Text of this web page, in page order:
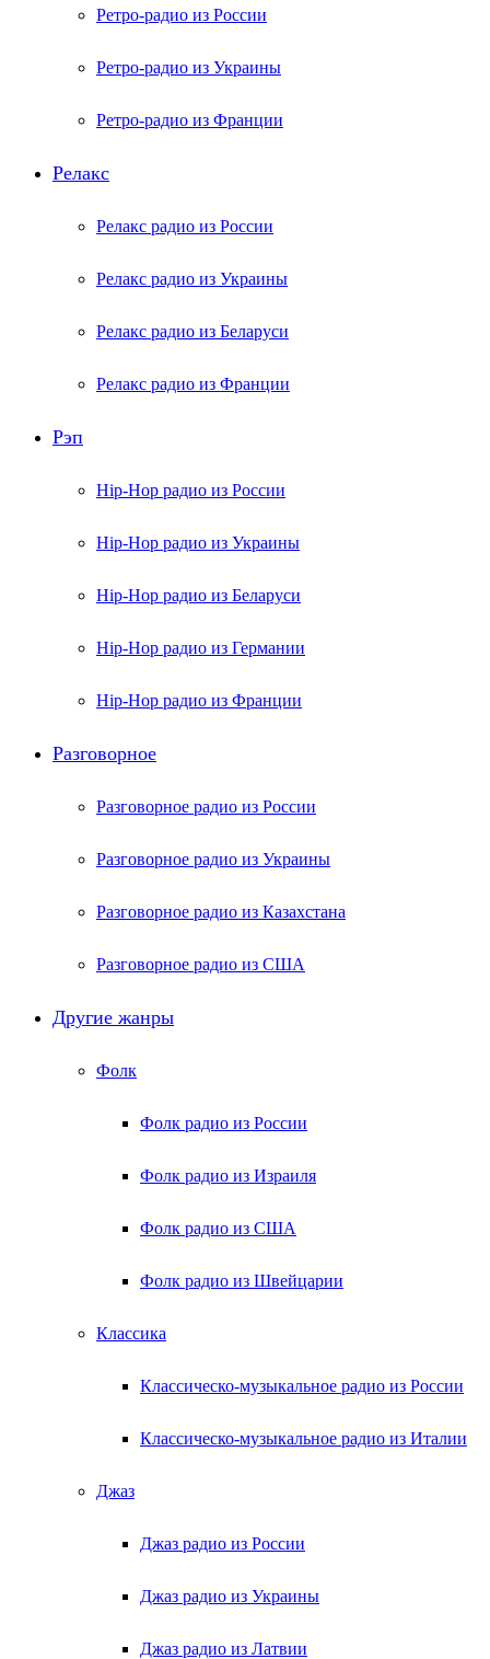
Ретро-радио из России
Ретро-радио из Украины
Ретро-радио из Франции
Релакс
Релакс радио из России
Релакс радио из Украины
Релакс радио из Беларуси
Релакс радио из Франции
Рэп
Hip-Hop радио из России
Hip-Hop радио из Украины
Hip-Hop радио из Беларуси
Hip-Hop радио из Германии
Hip-Hop радио из Франции
Разговорное
Разговорное радио из России
Разговорное радио из Украины
Разговорное радио из Казахстана
Разговорное радио из США
Другие жанры
Фолк
Фолк радио из России
Фолк радио из Израиля
Фолк радио из США
Фолк радио из Швейцарии
Классика
Классическо-музыкальное радио из России
Классическо-музыкальное радио из Италии
Джаз
Джаз радио из России
Джаз радио из Украины
Джаз радио из Латвии